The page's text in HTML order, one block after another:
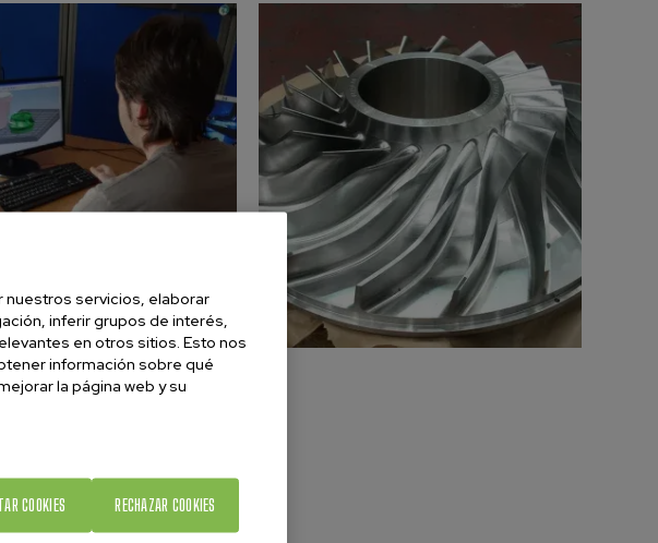
nuestros servicios, elaborar
inferir grupos de interés,
en otros sitios. Esto nos
información sobre qué
la página web y su
RECHAZAR COOKIES
COOKIES